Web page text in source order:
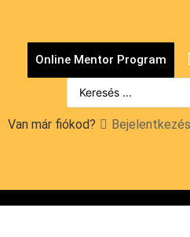
Online Mentor Program
Van már fiókod? Bejelentkezés